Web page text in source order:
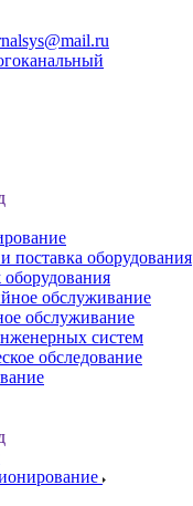
поставка оборудования
обслуживание
обслуживание
систем
обследование